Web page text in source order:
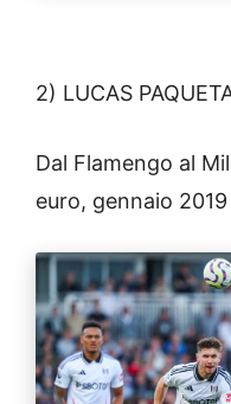
2) LUCAS
Dal Flamengo al
euro, gennaio 2019